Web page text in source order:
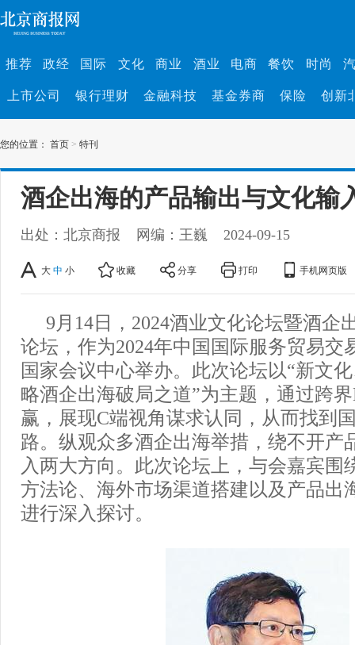
推荐 政经 国际 文化 商业 酒业 电商 餐饮 时尚
上市公司 银行理财 金融科技 基金券商 保险 创新
您的位置： 首页 > 特刊
酒企出海的产品输出与文化输
出处：北京商报 网编：王巍 2024-09-15
大 中 小 收藏 分享 打印 手机网页版
9月14日，2024酒业文化论坛暨酒企
论坛，作为2024年中国国际服务贸易交
国家会议中心举办。此次论坛以“新文
略酒企出海破局之道”为主题，通过跨
赢，展现C端视角谋求认同，从而找到
路。纵观众多酒企出海举措，绕不开产
入两大方向。此次论坛上，与会嘉宾围
方法论、海外市场渠道搭建以及产品出
进行深入探讨。